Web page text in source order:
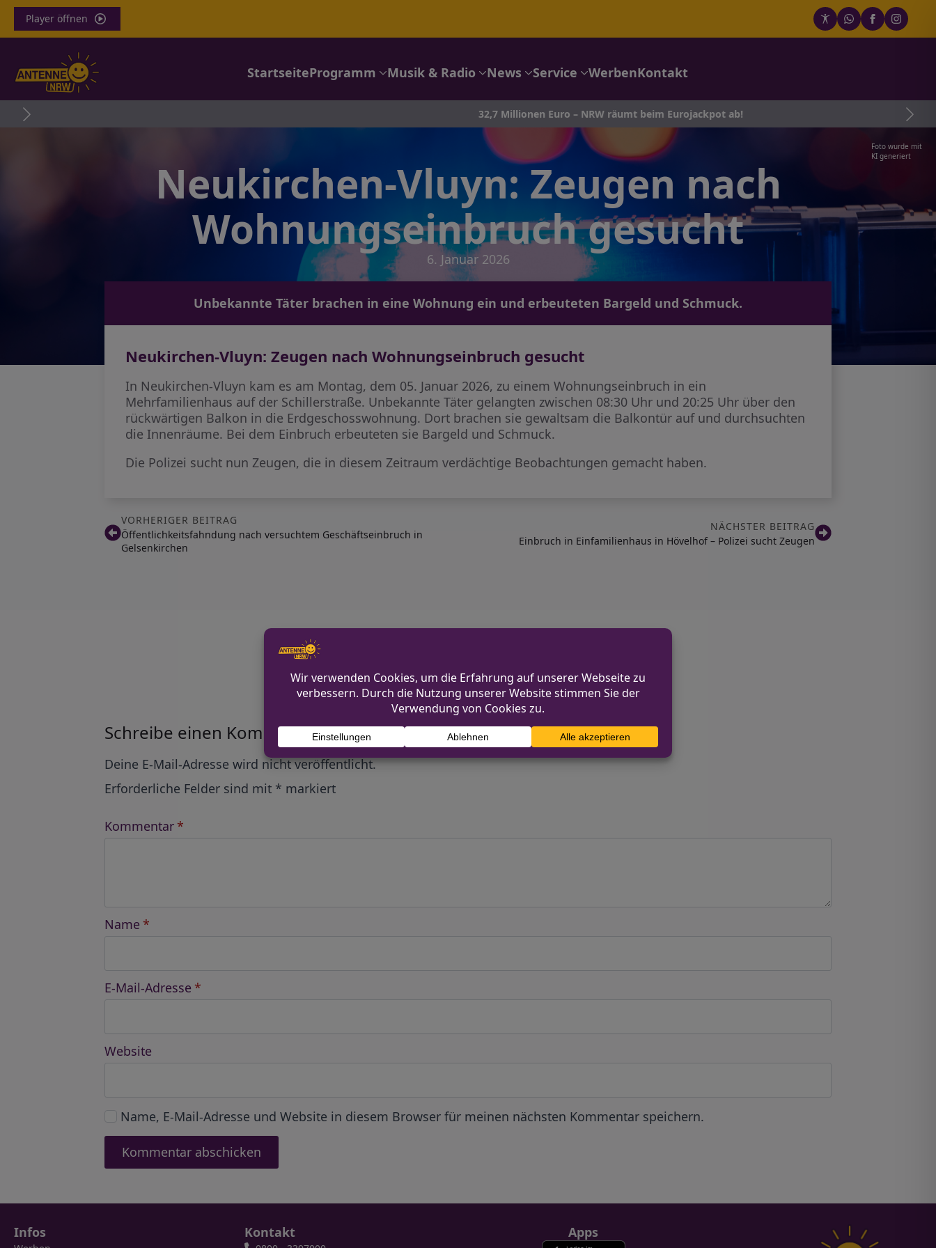
Player öffnen
StartseiteProgramm Musik & Radio News Service WerbenKontakt
32,7 Millionen Euro – NRW räumt beim Eurojackpot ab!
Foto wurde mit
KI generiert
Neukirchen-Vluyn: Zeugen nach
Wohnungseinbruch gesucht
6. Januar 2026
Unbekannte Täter brachen in eine Wohnung ein und erbeuteten Bargeld und Schmuck.
Neukirchen-Vluyn: Zeugen nach Wohnungseinbruch gesucht
In Neukirchen-Vluyn kam es am Montag, dem 05. Januar 2026, zu einem Wohnungseinbruch in ein
Mehrfamilienhaus auf der Schillerstraße. Unbekannte Täter gelangten zwischen 08:30 Uhr und 20:25 Uhr über den
rückwärtigen Balkon in die Erdgeschosswohnung. Dort brachen sie gewaltsam die Balkontür auf und durchsuchten
die Innenräume. Bei dem Einbruch erbeuteten sie Bargeld und Schmuck.
Die Polizei sucht nun Zeugen, die in diesem Zeitraum verdächtige Beobachtungen gemacht haben.
VORHERIGER BEITRAG
Öffentlichkeitsfahndung nach versuchtem Geschäftseinbruch in
Gelsenkirchen
NÄCHSTER BEITRAG
Einbruch in Einfamilienhaus in Hövelhof – Polizei sucht Zeugen
Anonym und ganz ohne Anmeldezwang!
Alle Kommentare werden von unserer Redaktion im Vorfeld geprüft.
Schreibe einen Kommentar
Deine E-Mail-Adresse wird nicht veröffentlicht.
Erforderliche Felder sind mit * markiert
Kommentar *
Name *
E-Mail-Adresse *
Website
Name, E-Mail-Adresse und Website in diesem Browser für meinen nächsten Kommentar speichern.
Infos Kontakt Apps